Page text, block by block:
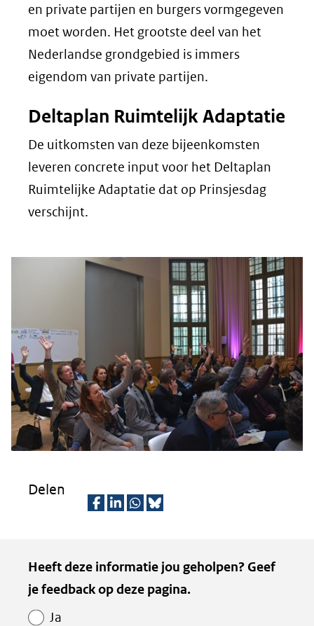
en private partijen en burgers vormgegeven
moet worden. Het grootste deel van het
Nederlandse grondgebied is immers
eigendom van private partijen.
Deltaplan Ruimtelijk Adaptatie
De uitkomsten van deze bijeenkomsten
leveren concrete input voor het Deltaplan
Ruimtelijke Adaptatie dat op Prinsjesdag
verschijnt.
Delen
l
e
l
e
l
e
z
e
Kopie
van
Paginawaardering
Heeft deze informatie jou geholpen? Geef
je feedback op deze pagina.
Ja